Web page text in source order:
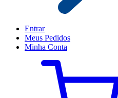
Entrar
Meus Pedidos
Minha Conta